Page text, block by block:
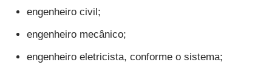
engenheiro civil;
engenheiro mecânico;
engenheiro eletricista, conforme o sistema;